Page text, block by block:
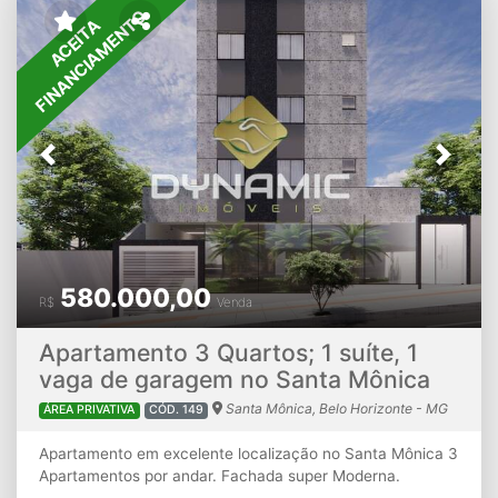
Apartamento 3 Quartos; 1 suíte, 1
vaga de garagem no Santa Mônica
ÁREA PRIVATIVA CÓD. 149 Santa Mônica, Belo Horizonte - MG
Previous Next
ACEITA
FINANCIAMENTO
R$ 580.000,00Venda
Apartamento em excelente localização no Santa Mônica 3
Apartamentos por andar. Fachada super Moderna.